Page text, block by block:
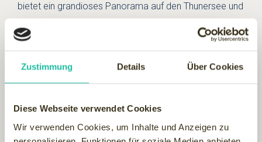
Zustimmung Details Über Cookies
Diese Webseite verwendet Cookies
Wir verwenden Cookies, um Inhalte und Anzeigen zu
bietet ein grandioses Panorama auf den Thunersee und
Juniorsuitenblicken Sie auf das malerische Schloss
Spiez, den Dorfkern, das atemberaubende
Thunersee– alle Zimmer und Suiten mit Echtholzparkett
und Klimaanlage sind individuell eingerichtet und bieten